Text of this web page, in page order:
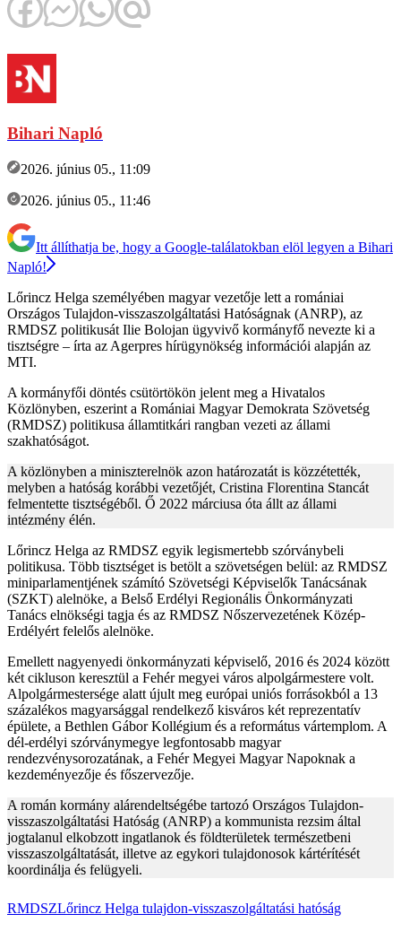
Bihari Napló
2026. június 05., 11:09
2026. június 05., 11:46
Itt állíthatja be, hogy a Google-találatokban elöl legyen a Bihari
Napló!
Lőrincz Helga személyében magyar vezetője lett a romániai
Országos Tulajdon-visszaszolgáltatási Hatóságnak (ANRP), az
RMDSZ politikusát Ilie Bolojan ügyvivő kormányfő nevezte ki a
tisztségre – írta az Agerpres hírügynökség információi alapján az
MTI.
A kormányfői döntés csütörtökön jelent meg a Hivatalos
Közlönyben, eszerint a Romániai Magyar Demokrata Szövetség
(RMDSZ) politikusa államtitkári rangban vezeti az állami
szakhatóságot.
A közlönyben a miniszterelnök azon határozatát is közzétették,
melyben a hatóság korábbi vezetőjét, Cristina Florentina Stancát
felmentette tisztségéből. Ő 2022 márciusa óta állt az állami
intézmény élén.
Lőrincz Helga az RMDSZ egyik legismertebb szórványbeli
politikusa. Több tisztséget is betölt a szövetségen belül: az RMDSZ
miniparlamentjének számító Szövetségi Képviselők Tanácsának
(SZKT) alelnöke, a Belső Erdélyi Regionális Önkormányzati
Tanács elnökségi tagja és az RMDSZ Nőszervezetének Közép-
Erdélyért felelős alelnöke.
Emellett nagyenyedi önkormányzati képviselő, 2016 és 2024 között
két cikluson keresztül a Fehér megyei város alpolgármestere volt.
Alpolgármestersége alatt újult meg európai uniós forrásokból a 13
százalékos magyarsággal rendelkező kisváros két reprezentatív
épülete, a Bethlen Gábor Kollégium és a református vártemplom. A
dél-erdélyi szórványmegye legfontosabb magyar
rendezvénysorozatának, a Fehér Megyei Magyar Napoknak a
kezdeményezője és főszervezője.
A román kormány alárendeltségébe tartozó Országos Tulajdon-
visszaszolgáltatási Hatóság (ANRP) a kommunista rezsim által
jogtalanul elkobzott ingatlanok és földterületek természetbeni
visszaszolgáltatását, illetve az egykori tulajdonosok kártérítését
koordinálja és felügyeli.
RMDSZLőrincz Helga tulajdon-visszaszolgáltatási hatóság